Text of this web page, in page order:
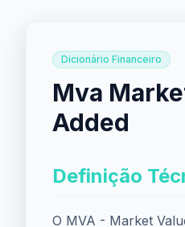
Dicionário Financeiro
Mva
Added
Definição
O MVA - Market